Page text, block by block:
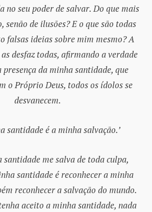
no seu poder de salvar. Do que mais
senão de ilusões? E o que são todas
falsas ideias sobre mim mesmo? A
desfaz todas, afirmando a verdade
da minha santidade, que
o Próprio Deus, todos os ídolos se
desvanecem.
santidade é a minha salvação.’
santidade me salva de toda culpa,
santidade é reconhecer a minha
reconhecer a salvação do mundo.
aceito a minha santidade, nada